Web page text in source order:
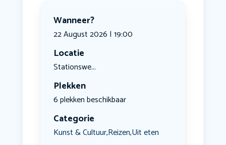
Wanneer?
22 August 2026 | 19:00
Locatie
Stationswe...
Plekken
6 plekken beschikbaar
Categorie
Kunst & Cultuur,Reizen,Uit eten